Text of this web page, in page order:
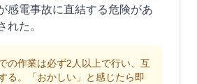
感電事故に直結する危険があ
れた。
の作業は必ず2人以上で行い、互
る。「おかしい」と感じたら即